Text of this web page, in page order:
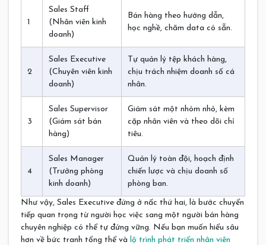
1
Sales Staff
(Nhân viên kinh
doanh)
Bán hàng theo hướng dẫn,
học nghề, chăm data có sẵn.
2
Sales Executive
(Chuyên viên kinh
doanh)
Tự quản lý tệp khách hàng,
chịu trách nhiệm doanh số cá
nhân.
3
Sales Supervisor
(Giám sát bán
hàng)
Giám sát một nhóm nhỏ, kèm
cặp nhân viên và theo dõi chỉ
tiêu.
4
Sales Manager
(Trưởng phòng
kinh doanh)
Quản lý toàn đội, hoạch định
chiến lược và chịu doanh số
phòng ban.
Như vậy, Sales Executive đứng ở nấc thứ hai, là bước chuyển
tiếp quan trọng từ người học việc sang một người bán hàng
chuyên nghiệp có thể tự đứng vững. Nếu bạn muốn hiểu sâu
hơn về bức tranh tổng thể và lộ trình phát triển nhân viên